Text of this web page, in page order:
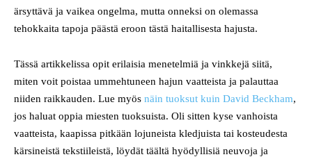
ärsyttävä ja vaikea ongelma, mutta onneksi on olemassa
tehokkaita tapoja päästä eroon tästä haitallisesta hajusta.
Tässä artikkelissa opit erilaisia menetelmiä ja vinkkejä siitä,
miten voit poistaa ummehtuneen hajun vaatteista ja palauttaa
niiden raikkauden. Lue myös näin tuoksut kuin David Beckham,
jos haluat oppia miesten tuoksuista. Oli sitten kyse vanhoista
vaatteista, kaapissa pitkään lojuneista kledjuista tai kosteudesta
kärsineistä tekstiileistä, löydät täältä hyödyllisiä neuvoja ja